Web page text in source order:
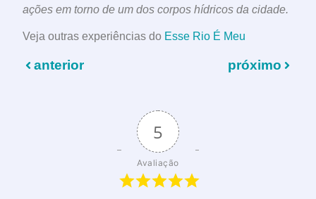
ações em torno de um dos corpos hídricos da cidade.
Veja outras experiências do Esse Rio É Meu
anterior próximo
5
Avaliação